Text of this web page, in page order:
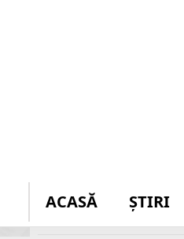
dirijarea poliției,